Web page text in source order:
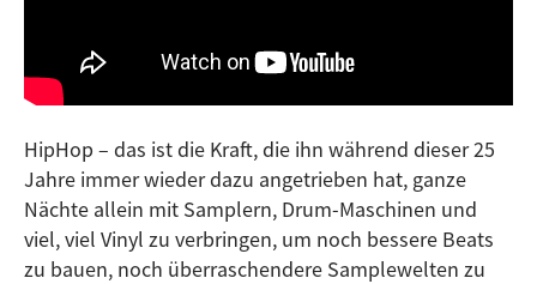
HipHop – das ist die Kraft, die ihn während dieser 25
Jahre immer wieder dazu angetrieben hat, ganze
Nächte allein mit Samplern, Drum-Maschinen und
viel, viel Vinyl zu verbringen, um noch bessere Beats
zu bauen, noch überraschendere Samplewelten zu